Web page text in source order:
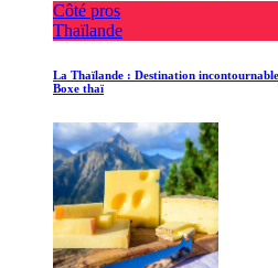
Côté pros
Thaïlande
La Thaïlande : Destination
Boxe thaï